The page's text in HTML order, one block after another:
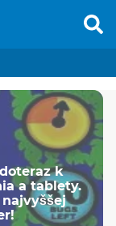
k
a tablety.